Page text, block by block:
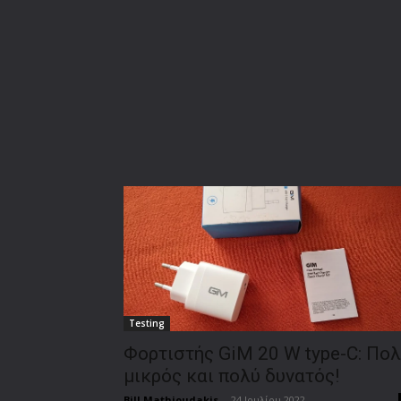
Testing
Φορτιστής GiM 20 W type-C:
μικρός και πολύ δυνατός!